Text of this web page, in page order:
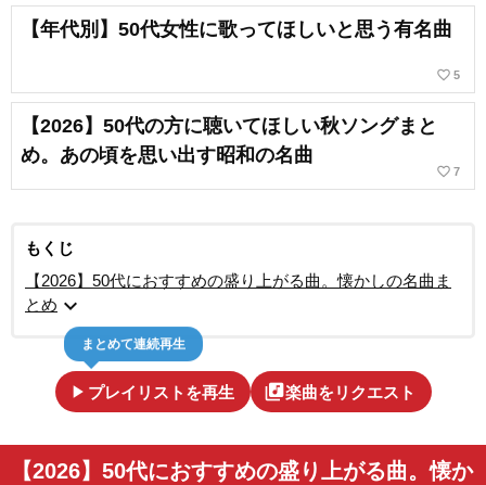
【年代別】50代女性に歌ってほしいと思う有名曲
favorite_border 5
【2026】50代の方に聴いてほしい秋ソングまと
め。あの頃を思い出す昭和の名曲
favorite_border 7
もくじ
【2026】50代におすすめの盛り上がる曲。懐かしの名曲ま
とめ expand_more
play_arrow プレイリストを再生
まとめて連続再生
library_music楽曲をリクエスト
【2026】50代におすすめの盛り上がる曲。懐か